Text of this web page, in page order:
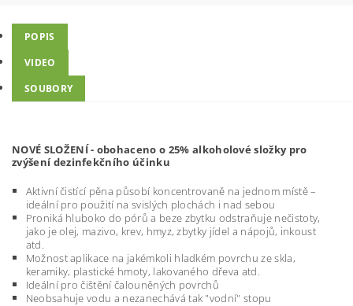
POPIS
VIDEO
SOUBORY
NOVÉ SLOŽENÍ - obohaceno o 25% alkoholové složky pro
zvýšení dezinfekčního účinku
Aktivní čistící pěna působí koncentrovaně na jednom místě –
ideální pro použití na svislých plochách i nad sebou
Proniká hluboko do pórů a beze zbytku odstraňuje nečistoty,
jako je olej, mazivo, krev, hmyz, zbytky jídel a nápojů, inkoust
atd.
Možnost aplikace na jakémkoli hladkém povrchu ze skla,
keramiky, plastické hmoty, lakovaného dřeva atd.
Ideální pro čištění čalouněných povrchů
Neobsahuje vodu a nezanechává tak "vodní" stopu